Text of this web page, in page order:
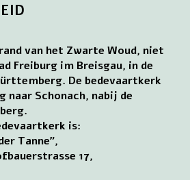
van het Zwarte Woud, niet
Freiburg im Breisgau, in de
De bedevaartkerk
naar Schonach, nabij de
is:
Tanne”,
17,